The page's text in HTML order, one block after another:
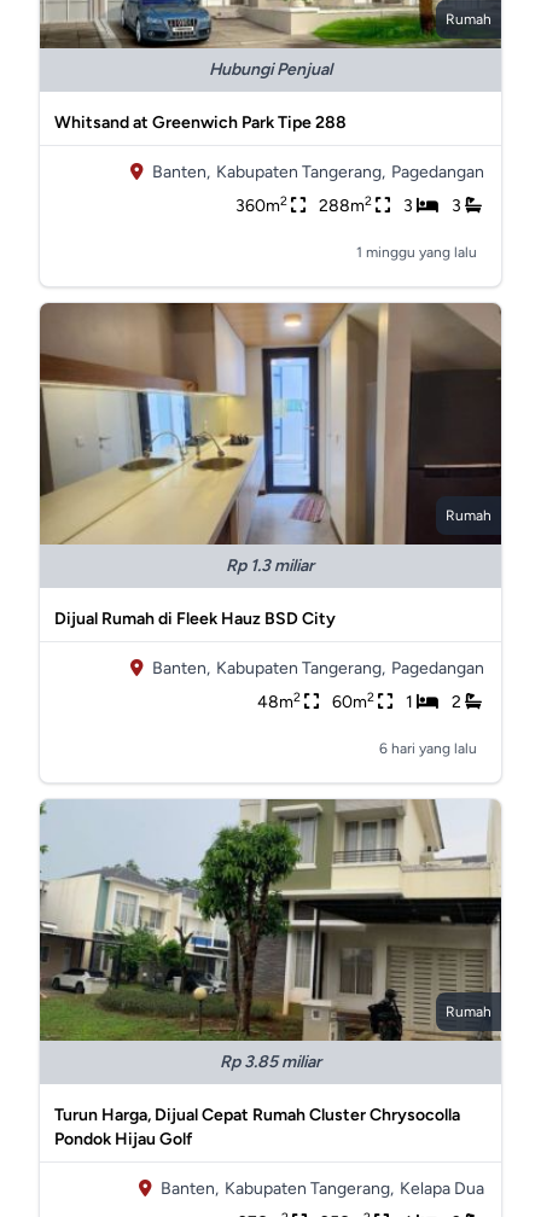
Rumah
Hubungi Penjual
Whitsand at Greenwich Park Tipe 288
Banten, Kabupaten Tangerang, Pagedangan
360m2 288m2 3 3
1 minggu yang lalu
Rumah
Rp 1.3 miliar
Dijual Rumah di Fleek Hauz BSD City
Banten, Kabupaten Tangerang, Pagedangan
48m2 60m2 1 2
6 hari yang lalu
Rumah
Rp 3.85 miliar
Turun Harga, Dijual Cepat Rumah Cluster Chrysocolla
Pondok Hijau Golf
Banten, Kabupaten Tangerang, Kelapa Dua